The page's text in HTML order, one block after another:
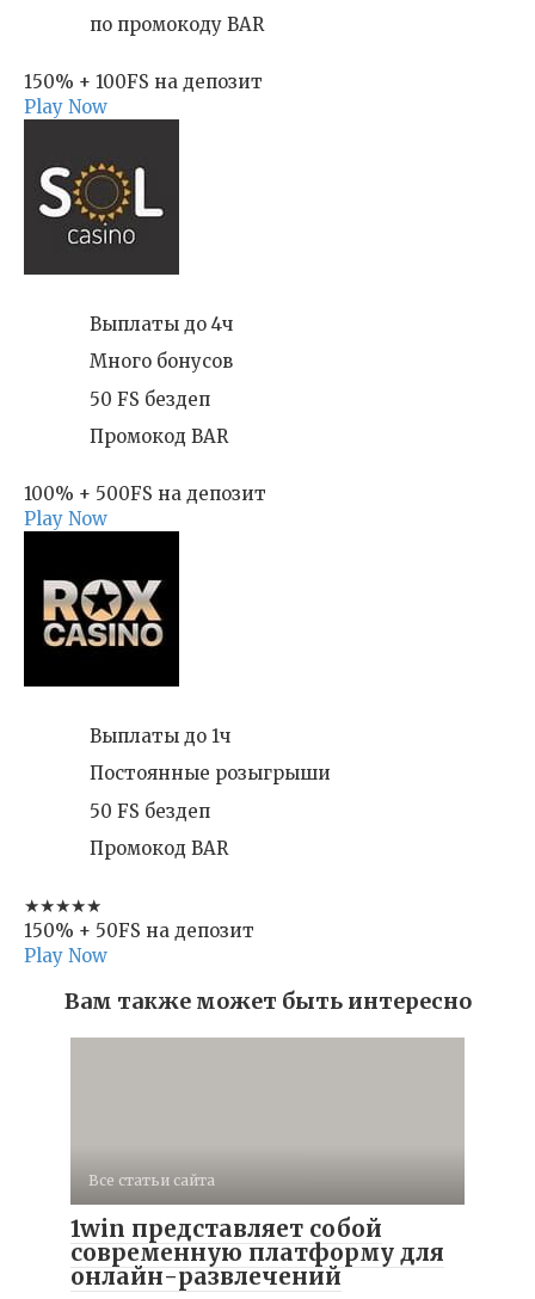
по промокоду BAR
150% + 100FS на депозит
Play Now
Выплаты до 4ч
Много бонусов
50 FS бездеп
Промокод BAR
100% + 500FS на депозит
Play Now
Выплаты до 1ч
Постоянные розыгрыши
50 FS бездеп
Промокод BAR
★★★★★
150% + 50FS на депозит
Play Now
Вам также может быть интересно
Все статьи сайта
1win представляет собой
современную платформу для
онлайн-развлечений